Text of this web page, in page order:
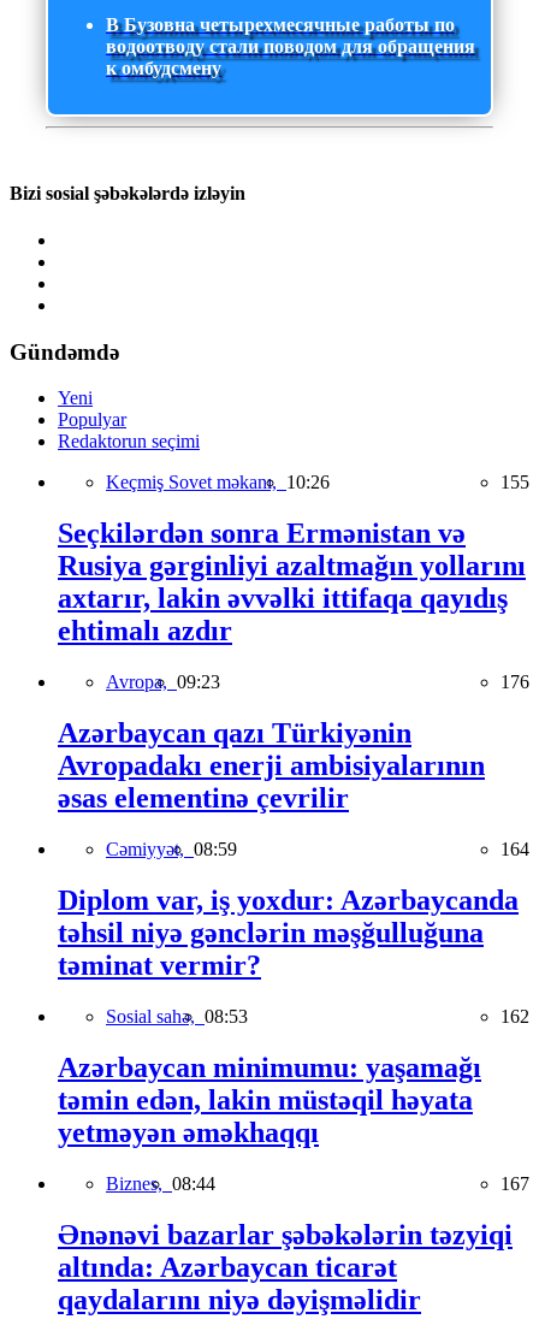
В Бузовна четырехмесячные работы по
водоотводу стали поводом для обращения
к омбудсмену
Bizi sosial şəbəkələrdə izləyin
Gündəmdə
Yeni
Populyar
Redaktorun seçimi
Keçmiş Sovet məkanı, 10:26 155
Seçkilərdən sonra Ermənistan və
Rusiya gərginliyi azaltmağın yollarını
axtarır, lakin əvvəlki ittifaqa qayıdış
ehtimalı azdır
Avropa, 09:23 176
Azərbaycan qazı Türkiyənin
Avropadakı enerji ambisiyalarının
əsas elementinə çevrilir
Cəmiyyət, 08:59 164
Diplom var, iş yoxdur: Azərbaycanda
təhsil niyə gənclərin məşğulluğuna
təminat vermir?
Sosial sahə, 08:53 162
Azərbaycan minimumu: yaşamağı
təmin edən, lakin müstəqil həyata
yetməyən əməkhaqqı
Biznes, 08:44 167
Ənənəvi bazarlar şəbəkələrin təzyiqi
altında: Azərbaycan ticarət
qaydalarını niyə dəyişməlidir